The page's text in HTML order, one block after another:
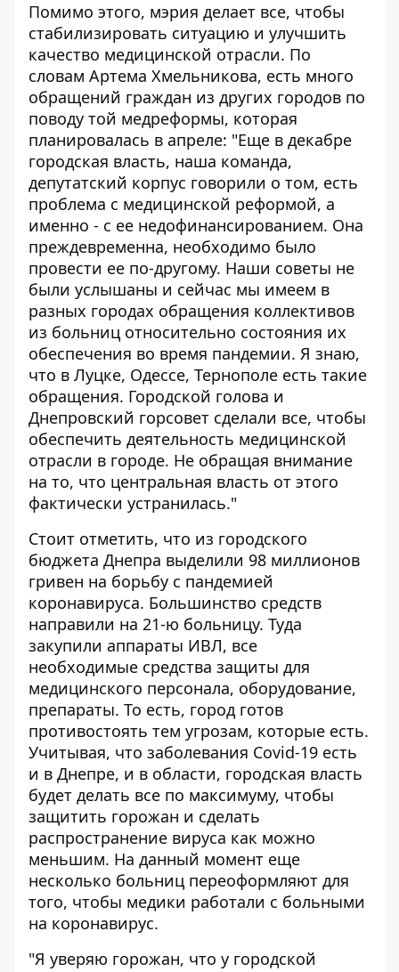
Помимо этого, мэрия делает все, чтобы
стабилизировать ситуацию и улучшить
качество медицинской отрасли. По
словам Артема Хмельникова, есть много
обращений граждан из других городов по
поводу той медреформы, которая
планировалась в апреле: "Еще в декабре
городская власть, наша команда,
депутатский корпус говорили о том, есть
проблема с медицинской реформой, а
именно - с ее недофинансированием. Она
преждевременна, необходимо было
провести ее по-другому. Наши советы не
были услышаны и сейчас мы имеем в
разных городах обращения коллективов
из больниц относительно состояния их
обеспечения во время пандемии. Я знаю,
что в Луцке, Одессе, Тернополе есть такие
обращения. Городской голова и
Днепровский горсовет сделали все, чтобы
обеспечить деятельность медицинской
отрасли в городе. Не обращая внимание
на то, что центральная власть от этого
фактически устранилась."
Стоит отметить, что из городского
бюджета Днепра выделили 98 миллионов
гривен на борьбу с пандемией
коронавируса. Большинство средств
направили на 21-ю больницу. Туда
закупили аппараты ИВЛ, все
необходимые средства защиты для
медицинского персонала, оборудование,
препараты. То есть, город готов
противостоять тем угрозам, которые есть.
Учитывая, что заболевания Covid-19 есть
и в Днепре, и в области, городская власть
будет делать все по максимуму, чтобы
защитить горожан и сделать
распространение вируса как можно
меньшим. На данный момент еще
несколько больниц переоформляют для
того, чтобы медики работали с больными
на коронавирус.
"Я уверяю горожан, что у городской